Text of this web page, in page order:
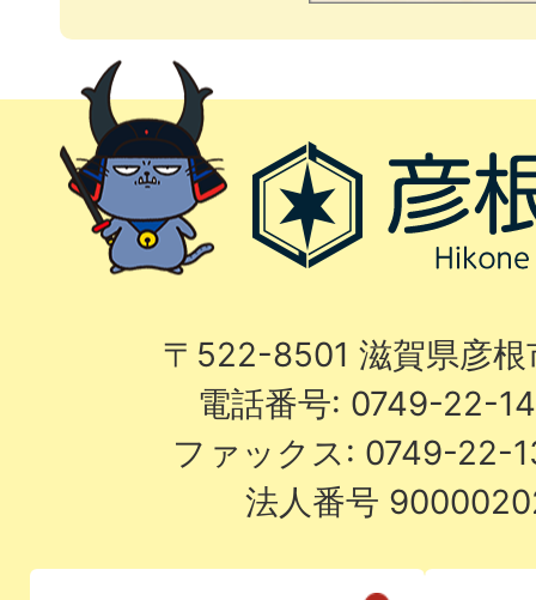
〒522-8501 滋賀県彦
電話番号: 0749-22-
ファックス: 0749-22-
法人番号